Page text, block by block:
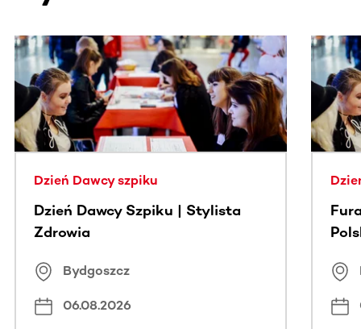
Ta sekcja zawiera treści przewijane w poziomie. Użyj
Dzień Dawcy szpiku
Dzień Dawcy Szpiku | Stylista
Zdrowia
Bydgoszcz
06.08.2026